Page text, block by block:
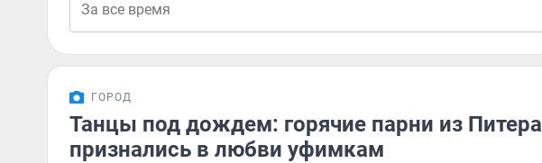
ГОРОД
Танцы под дождем: горячие парни из Питера
признались в любви уфимкам